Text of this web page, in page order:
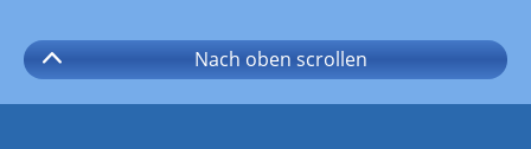
Nach oben scrollen